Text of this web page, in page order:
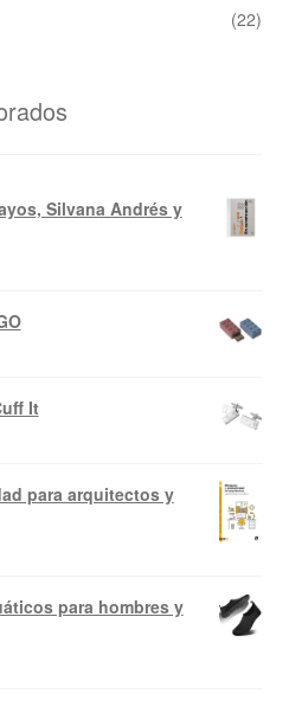
(22)
Silvana Andrés y
It
para arquitectos y
para hombres y